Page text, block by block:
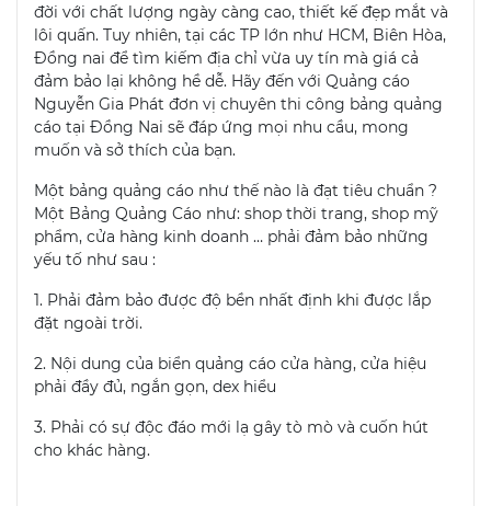
đời với chất lượng ngày càng cao, thiết kế đẹp mắt và
lôi quấn. Tuy nhiên, tại các TP lớn như HCM, Biên Hòa,
Đồng nai để tìm kiếm địa chỉ vừa uy tín mà giá cả
đảm bảo lại không hề dễ. Hãy đến với Quảng cáo
Nguyễn Gia Phát đơn vị chuyên thi công bảng quảng
cáo tại Đồng Nai sẽ đáp ứng mọi nhu cầu, mong
muốn và sở thích của bạn.
Một bảng quảng cáo như thế nào là đạt tiêu chuẩn ?
Một Bảng Quảng Cáo như: shop thời trang, shop mỹ
phẩm, cửa hàng kinh doanh … phải đảm bảo những
yếu tố như sau :
1. Phải đảm bảo được độ bền nhất định khi được lắp
đặt ngoài trời.
2. Nội dung của biển quảng cáo cửa hàng, cửa hiệu
phải đầy đủ, ngắn gọn, dex hiểu
3. Phải có sự độc đáo mới lạ gây tò mò và cuốn hút
cho khác hàng.